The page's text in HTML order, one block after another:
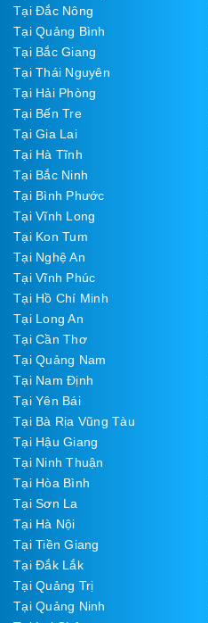
Tại Đắc Nông
Tại Quảng Bình
Tại Bắc Giang
Tại Thái Nguyên
Tại Hải Phòng
Tại Bến Tre
Tại Gia Lai
Tại Hà Tĩnh
Tại Bắc Ninh
Tại Bình Phước
Tại Vĩnh Long
Tại Kon Tum
Tại Nghệ An
Tại Vĩnh Phúc
Tại Hồ Chí Minh
Tại Long An
Tại Cần Thơ
Tại Quảng Nam
Tại Nam Định
Tại Yên Bái
Tại Bà Rịa Vũng Tàu
Tại Hậu Giang
Tại Ninh Thuận
Tại Hòa Bình
Tại Sơn La
Tại Hà Nội
Tại Tiền Giang
Tại Đắk Lắk
Tại Quảng Trị
Tại Quảng Ninh